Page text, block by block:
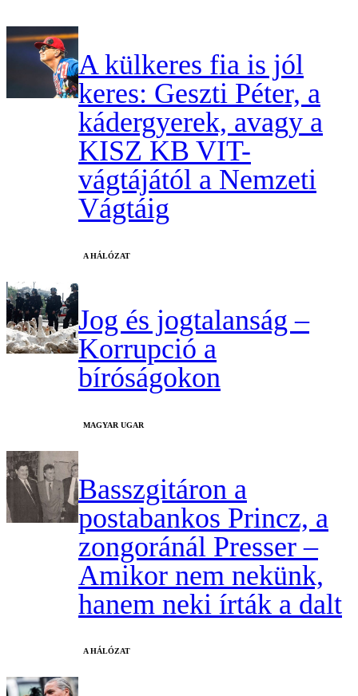
A külkeres fia is jól
keres: Geszti Péter, a
kádergyerek, avagy a
KISZ KB VIT-
vágtájától a Nemzeti
Vágtáig
A HÁLÓZAT
Jog és jogtalanság –
Korrupció a
bíróságokon
MAGYAR UGAR
Basszgitáron a
postabankos Princz, a
zongoránál Presser –
Amikor nem nekünk,
hanem neki írták a dalt
A HÁLÓZAT